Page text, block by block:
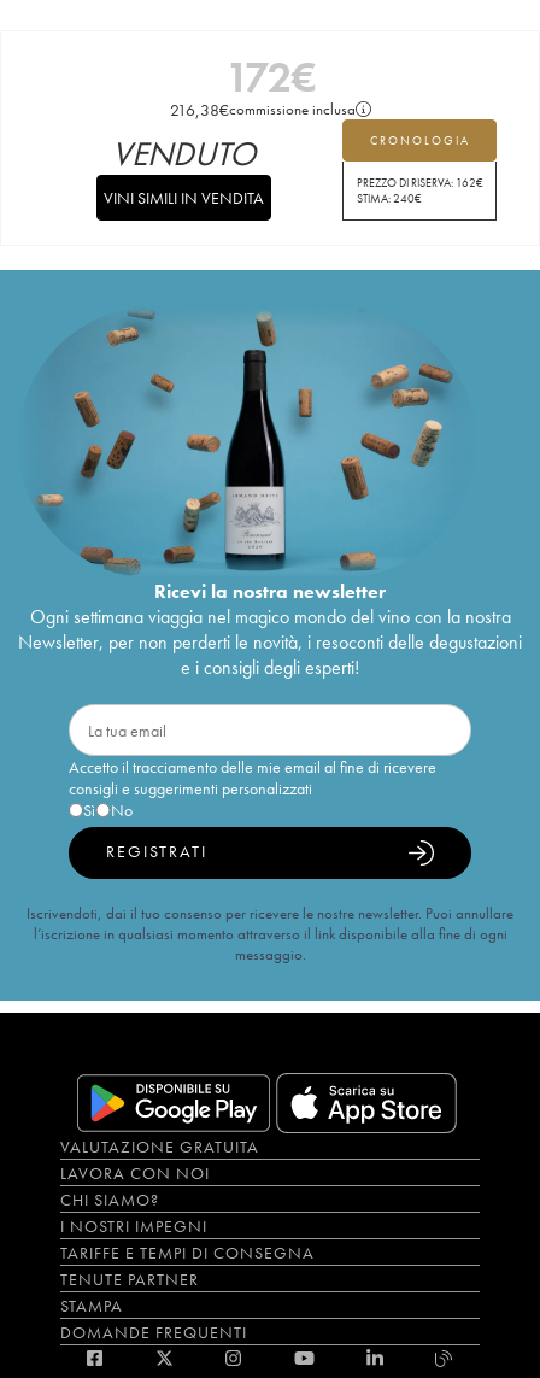
172€
216,38€commissione inclusa
CRONOLOGIA
PREZZO DI RISERVA: 162€
STIMA:240€
VENDUTO
VINI SIMILI IN VENDITA
Ricevi la nostra newsletter
Ogni settimana viaggia nel magico mondo del vino con la nostra
Newsletter, per non perderti le novità, i resoconti delle degustazioni
e i consigli degli esperti!
Accetto il tracciamento delle mie email al fine di ricevere
consigli e suggerimenti personalizzati
Sì
No
REGISTRATI
Iscrivendoti, dai il tuo consenso per ricevere le nostre newsletter. Puoi annullare
l’iscrizione in qualsiasi momento attraverso il link disponibile alla fine di ogni
messaggio.
VALUTAZIONE GRATUITA
LAVORA CON NOI
CHI SIAMO?
I NOSTRI IMPEGNI
TARIFFE E TEMPI DI CONSEGNA
TENUTE PARTNER
STAMPA
DOMANDE FREQUENTI